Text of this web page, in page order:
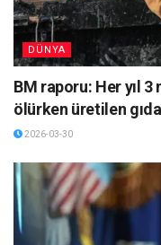
DÜNYA
BM raporu: Her yıl
ölürken üretilen
2026-03-30